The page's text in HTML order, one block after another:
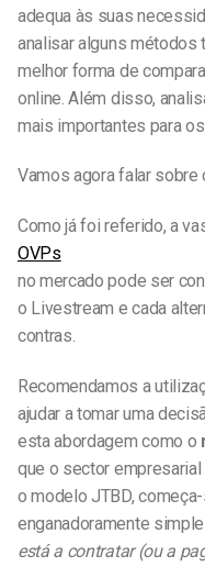
adequa às suas
analisar alguns
melhor forma de
online. Além disso,
mais importantes para
Vamos agora falar sobre
Como já foi referido, a
OVPs
no mercado pode ser
o Livestream e cada
contras.
Recomendamos a
ajudar a tomar uma
esta abordagem como o
que o sector
o modelo JTBD,
enganadoramente
está a contratar (ou a